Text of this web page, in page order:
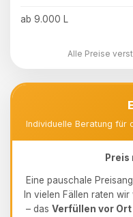
ab 9.000 L
Alle Preise
Individuelle Beratung für
Preis
Eine pauschale
In vielen Fällen raten
– das Verfüllen vor Ort